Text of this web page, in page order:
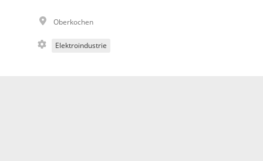
Oberkochen
Elektroindustrie